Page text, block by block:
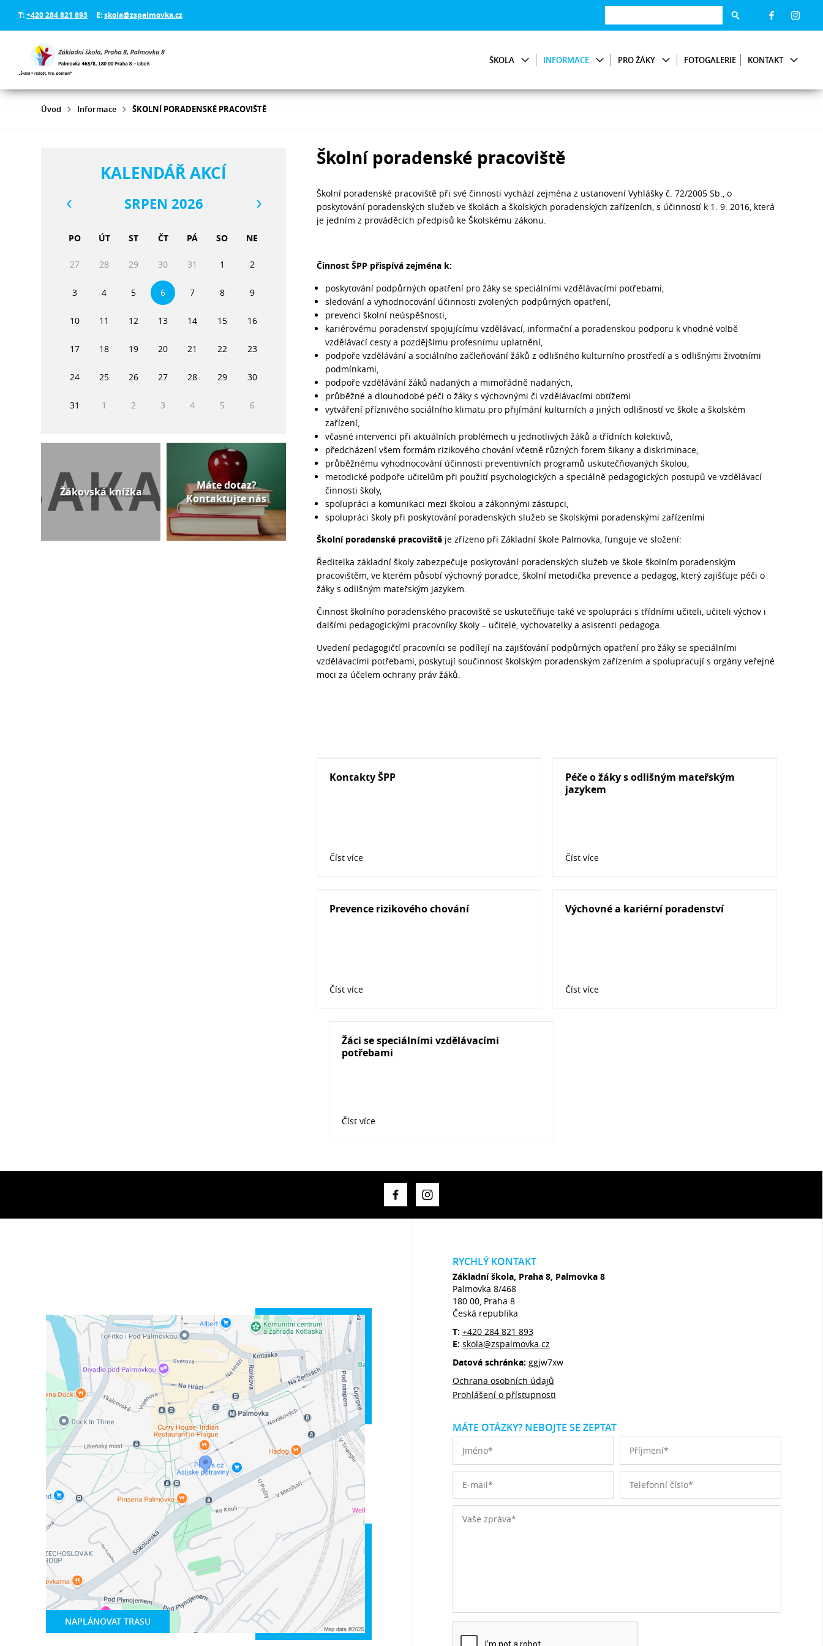
T:+420 284 821 893 E:skola@zspalmovka.cz
ŠKOLA INFORMACE PRO ŽÁKY FOTOGALERIE KONTAKT
Úvod Informace ŠKOLNÍ PORADENSKÉ PRACOVIŠTĚ
Školní poradenské pracoviště
Školní poradenské pracoviště při své činnosti vychází zejména z ustanovení Vyhlášky č. 72/2005 Sb., o
poskytování poradenských služeb ve školách a školských poradenských zařízeních, s účinností k 1. 9. 2016, která
je jedním z prováděcích předpisů ke Školskému zákonu.
Činnost ŠPP přispívá zejména k:
poskytování podpůrných opatření pro žáky se speciálními vzdělávacími potřebami,
sledování a vyhodnocování účinnosti zvolených podpůrných opatření,
prevenci školní neúspěšnosti,
kariérovému poradenství spojujícímu vzdělávací, informační a poradenskou podporu k vhodné volbě
vzdělávací cesty a pozdějšímu profesnímu uplatnění,
podpoře vzdělávání a sociálního začleňování žáků z odlišného kulturního prostředí a s odlišnými životními
podmínkami,
podpoře vzdělávání žáků nadaných a mimořádně nadaných,
průběžné a dlouhodobé péči o žáky s výchovnými či vzdělávacími obtížemi
vytváření příznivého sociálního klimatu pro přijímání kulturních a jiných odlišností ve škole a školském
zařízení,
včasné intervenci při aktuálních problémech u jednotlivých žáků a třídních kolektivů,
předcházení všem formám rizikového chování včetně různých forem šikany a diskriminace,
průběžnému vyhodnocování účinnosti preventivních programů uskutečňovaných školou,
metodické podpoře učitelům při použití psychologických a speciálně pedagogických postupů ve vzdělávací
činnosti školy,
spolupráci a komunikaci mezi školou a zákonnými zástupci,
spolupráci školy při poskytování poradenských služeb se školskými poradenskými zařízeními
Školní poradenské pracoviště je zřízeno při Základní škole Palmovka, funguje ve složení:
Ředitelka základní školy zabezpečuje poskytování poradenských služeb ve škole školním poradenským
pracovištěm, ve kterém působí výchovný poradce, školní metodička prevence a pedagog, který zajišťuje péči o
žáky s odlišným mateřským jazykem.
Činnost školního poradenského pracoviště se uskutečňuje také ve spolupráci s třídními učiteli, učiteli výchov i
dalšími pedagogickými pracovníky školy – učitelé, vychovatelky a asistenti pedagoga.
Uvedení pedagogičtí pracovníci se podílejí na zajišťování podpůrných opatření pro žáky se speciálními
vzdělávacími potřebami, poskytují součinnost školským poradenským zařízením a spolupracují s orgány veřejné
moci za účelem ochrany práv žáků.
Kontakty ŠPP
Číst více
Péče o žáky s odlišným mateřským
jazykem
Číst více
Prevence rizikového chování
Číst více
Výchovné a kariérní poradenství
Číst více
Žáci se speciálními vzdělávacími
potřebami
Číst více
KALENDÁŘ AKCÍ
SRPEN 2026
PO ÚT ST ČT PÁ SO NE
27 28 29 30 31 1 2
3 4 5 6 7 8 9
10 11 12 13 14 15 16
17 18 19 20 21 22 23
24 25 26 27 28 29 30
31 1 2 3 4 5 6
Žákovská knížka
Máte dotaz?
Kontaktujte nás
NAPLÁNOVAT TRASU
RYCHLÝ KONTAKT
Základní škola, Praha 8, Palmovka 8
Palmovka 8/468
180 00, Praha 8
Česká republika
T: +420 284 821 893
E: skola@zspalmovka.cz
Datová schránka: ggjw7xw
Ochrana osobních údajů
Prohlášení o přístupnosti
MÁTE OTÁZKY? NEBOJTE SE ZEPTAT